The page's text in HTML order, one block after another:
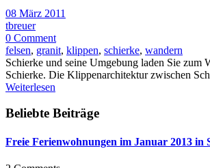
08 März 2011
tbreuer
0 Comment
felsen, granit, klippen, schierke, wandern
Schierke und seine Umgebung laden Sie
Schierke. Die Klippenarchitektur zwischen
Weiterlesen
Beliebte Beiträge
Freie Ferienwohnungen im Januar 2013 in